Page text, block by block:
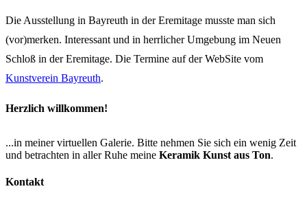
Die Ausstellung in Bayreuth in der Eremitage musste man sich
(vor)merken. Interessant und in herrlicher Umgebung im Neuen
Schloß in der Eremitage. Die Termine auf der WebSite vom
Kunstverein Bayreuth.
Herzlich willkommen!
...in meiner virtuellen Galerie. Bitte nehmen Sie sich ein wenig Zeit
und betrachten in aller Ruhe meine Keramik Kunst aus Ton.
Kontakt